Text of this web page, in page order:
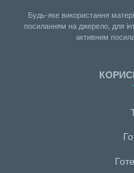
Будь-яке використання
посиланням на джерело, для
активним